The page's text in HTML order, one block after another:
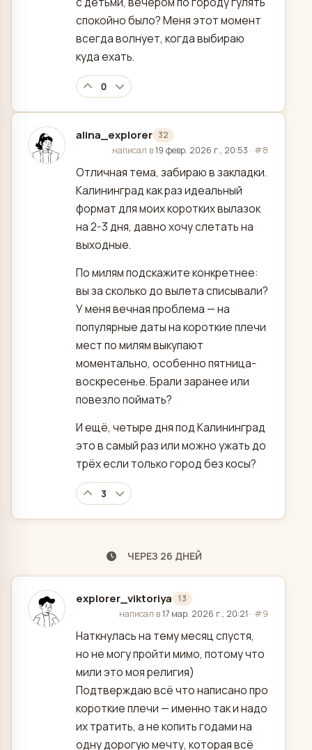
спокойно было? Меня этот момент
всегда волнует, когда выбираю
куда ехать.
0
alina_explorer 32
отредактировано
написал в19 февр. 2026 г., 20:53 · #8
Отличная тема, забираю в закладки.
Калининград как раз идеальный
формат для моих коротких вылазок
на 2-3 дня, давно хочу слетать на
выходные.
По милям подскажите конкретнее:
вы за сколько до вылета списывали?
У меня вечная проблема — на
популярные даты на короткие плечи
мест по милям выкупают
моментально, особенно пятница-
воскресенье. Брали заранее или
повезло поймать?
И ещё, четыре дня под Калининград
это в самый раз или можно ужать до
трёх если только город без косы?
3
ЧЕРЕЗ 26 ДНЕЙ
explorer_viktoriya 13
отредактировано
написал в17 мар. 2026 г., 20:21 · #9
Наткнулась на тему месяц спустя,
но не могу пройти мимо, потому что
мили это моя религия)
Подтверждаю всё что написано про
короткие плечи — именно так и надо
их тратить, а не копить годами на
одну дорогую мечту, которая всё